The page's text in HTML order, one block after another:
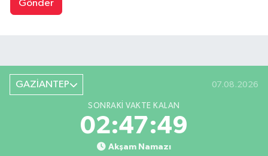
Gönder
GAZİANTEP 07.08.2026
SONRAKI VAKTE KALAN
02:47:49
Akşam Namazı